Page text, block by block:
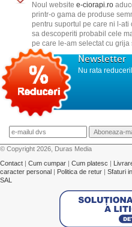
Noul website e-ciorapi.ro
printr-o gama de produse
pentru suportul pe care ni l-ati
sa descoperiti probabil cele
pe care le-am selectat cu
Newsletter
Nu rata
© Copyright 2026, Duras Media
Contact | Cum cumpar | Cum platesc |
caracter personal | Politica de retur | Sfaturi
SAL